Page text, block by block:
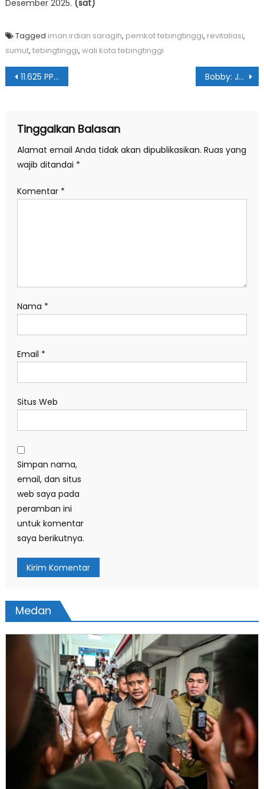
Desember 2025. (sat)
Tagged iman irdian saragih, pemkot tebingtinggi, revitaliasi,
sumut, tebingtinggi, wali kota tebingtinggi
Navigasi
11.625 PPPK Paruh Waktu Pemprov Sumut Terima SK Bobby: Jalur Transportasi ke Tapanuli Sudah Dapat Dilalui
Tinggalkan Balasan
Alamat email Anda tidak akan dipublikasikan. Ruas yang
wajib ditandai *
Komentar *
Nama *
Email *
Situs Web
Simpan nama,
email, dan situs
web saya pada
peramban ini
untuk komentar
saya berikutnya.
Medan